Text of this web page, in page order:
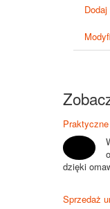
dzięki
Sprzedaż